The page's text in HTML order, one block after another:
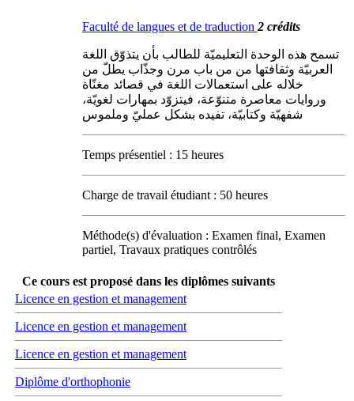
Faculté de langues et de traduction 2 crédits
تسمح هذه الوحدة التعليميّة للطالب بأن يتذوّق اللغة
العربيّة وثقافتها من من باب مرن وجذّاب يطلّ من
خلاله على استعمالات اللغة في قصائد مغنّاة
وروايات معاصرة متنوّعة، فيتزوّد بمهارات لغويّة،
شفهيّة وكتابيّة، تفيده بشكل عمليّ وملموس
Temps présentiel : 15 heures
Charge de travail étudiant : 50 heures
Méthode(s) d'évaluation : Examen final, Examen
partiel, Travaux pratiques contrôlés
Ce cours est proposé dans les diplômes suivants
Licence en gestion et management
Licence en gestion et management
Licence en gestion et management
Diplôme d'orthophonie